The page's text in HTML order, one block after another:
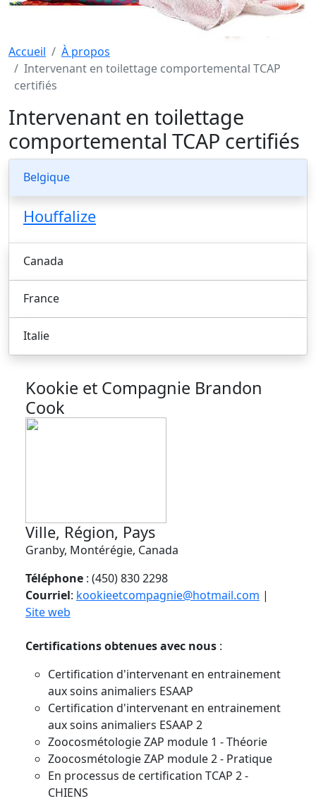
Accueil
À propos
Intervenant en toilettage comportemental TCAP
certifiés
Intervenant en toilettage
comportemental TCAP certifiés
Belgique
Houffalize
Canada
France
Italie
Kookie et Compagnie Brandon
Cook
Ville, Région, Pays
Granby, Montérégie, Canada
Téléphone : (450) 830 2298
Courriel: kookieetcompagnie@hotmail.com |
Site web
Certifications obtenues avec nous :
Certification d'intervenant en entrainement
aux soins animaliers ESAAP
Certification d'intervenant en entrainement
aux soins animaliers ESAAP 2
Zoocosmétologie ZAP module 1 - Théorie
Zoocosmétologie ZAP module 2 - Pratique
En processus de certification TCAP 2 -
CHIENS